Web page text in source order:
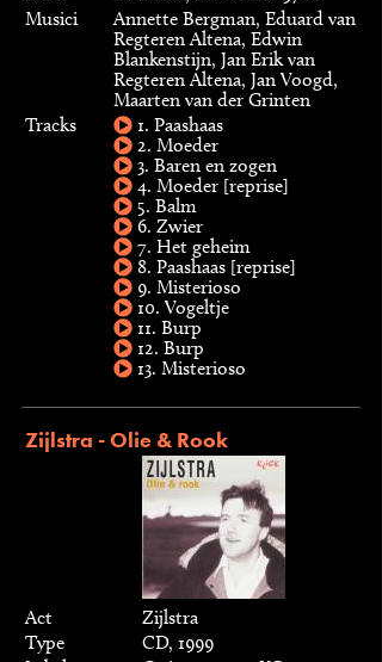
Musici
Annette Bergman, Eduard van
Regteren Altena, Edwin
Blankenstijn, Jan Erik van
Regteren Altena, Jan Voogd,
Maarten van der Grinten
Tracks
1. Paashaas
2. Moeder
3. Baren en zogen
4. Moeder [reprise]
5. Balm
6. Zwier
7. Het geheim
8. Paashaas [reprise]
9. Misterioso
10. Vogeltje
11. Burp
12. Burp
13. Misterioso
Zijlstra - Olie & Rook
Act
Zijlstra
Type
CD, 1999